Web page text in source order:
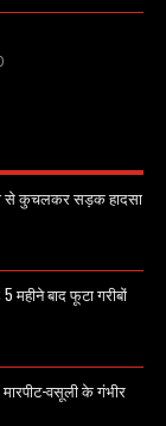
से कुचलकर सड़क हादसा
महीने बाद फूटा गरीबों
वसूली के गंभीर